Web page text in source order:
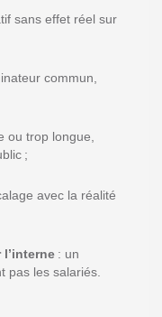
sans effet réel sur
commun,
ou trop longue,
;
avec la réalité
: un
pas les salariés